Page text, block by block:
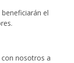
el
nosotros a